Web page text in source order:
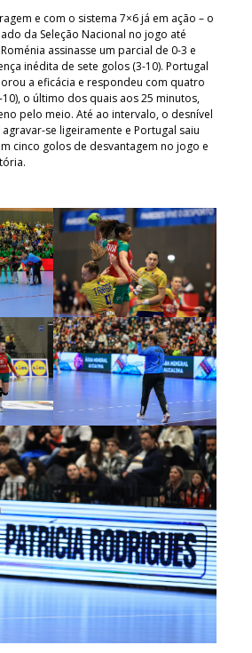
e com o sistema 7×6 já em ação – o
da Seleção Nacional no jogo até
assinasse um parcial de 0-3 e
inédita de sete golos (3-10). Portugal
a eficácia e respondeu com quatro
o último dos quais aos 25 minutos,
pelo meio. Até ao intervalo, o desnível
se ligeiramente e Portugal saiu
cinco golos de desvantagem no jogo e